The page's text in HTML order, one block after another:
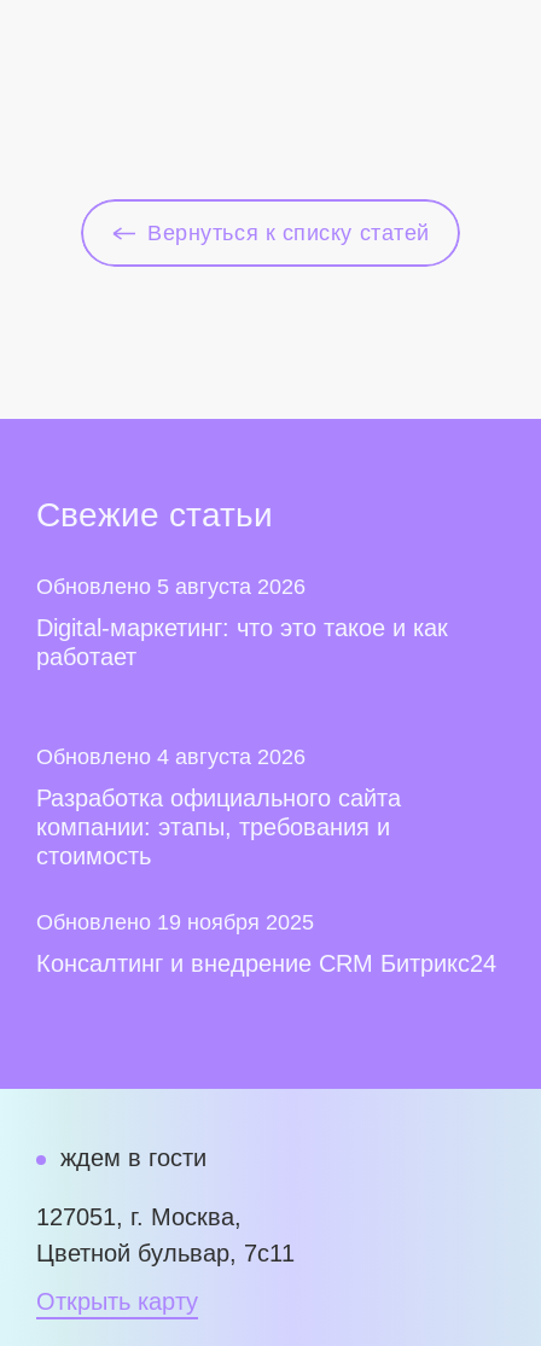
Вернуться к списку статей
Свежие статьи
Обновлено 5 августа 2026
Digital-маркетинг: что это такое и как
работает
Обновлено 4 августа 2026
Разработка официального сайта
компании: этапы, требования и
стоимость
Обновлено 19 ноября 2025
Консалтинг и внедрение CRM Битрикс24
ждем в гости
127051, г. Москва,
Цветной бульвар, 7с11
Открыть карту